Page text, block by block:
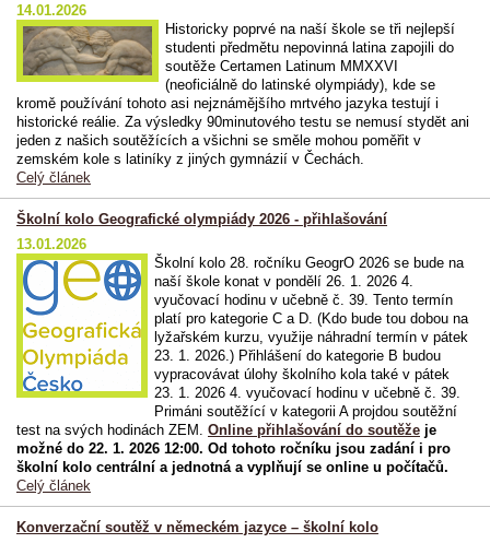
14.01.2026
Historicky poprvé na naší škole se tři nejlepší
studenti předmětu nepovinná latina zapojili do
soutěže Certamen Latinum MMXXVI
(neoficiálně do latinské olympiády), kde se
kromě používání tohoto asi nejznámějšího mrtvého jazyka testují i
historické reálie. Za výsledky 90minutového testu se nemusí stydět ani
jeden z našich soutěžících a všichni se směle mohou poměřit v
zemském kole s latiníky z jiných gymnázií v Čechách.
Celý článek
Školní kolo Geografické olympiády 2026 - přihlašování
13.01.2026
Školní kolo 28. ročníku GeogrO 2026 se bude na
naší škole konat v pondělí 26. 1. 2026 4.
vyučovací hodinu v učebně č. 39. Tento termín
platí pro kategorie C a D. (Kdo bude tou dobou na
lyžařském kurzu, využije náhradní termín v pátek
23. 1. 2026.) Přihlášení do kategorie B budou
vypracovávat úlohy školního kola také v pátek
23. 1. 2026 4. vyučovací hodinu v učebně č. 39.
Primáni soutěžící v kategorii A projdou soutěžní
test na svých hodinách ZEM. Online přihlašování do soutěže je
možné do 22. 1. 2026 12:00. Od tohoto ročníku jsou zadání i pro
školní kolo centrální a jednotná a vyplňují se online u počítačů.
Celý článek
Konverzační soutěž v německém jazyce – školní kolo